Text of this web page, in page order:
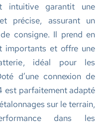
intuitive garantit une
précise, assurant un
consigne. Il prend en
importants et offre une
idéal pour les
d’une connexion de
est parfaitement adapté
sur le terrain,
dans les